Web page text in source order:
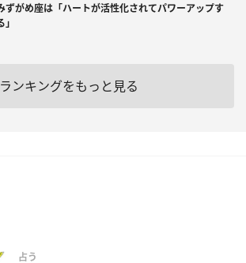
ずがめ座は「ハートが活性化されてパワーアップす
」
ランキングをもっと見る
占う